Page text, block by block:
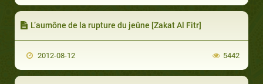
L’aumône de la rupture du jeûne [Zakat Al Fitr]
2012-08-12 5442